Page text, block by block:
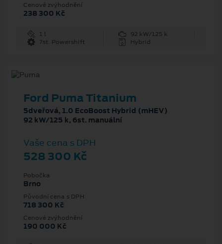
Cenové zvýhodnění
238 300 Kč
1 l
92 kW/125 k
7st. Powershift
Hybrid
Ford Puma Titanium
5dveřová, 1.0 EcoBoost Hybrid (mHEV)
92 kW/125 k, 6st. manuální
Vaše cena s DPH
528 300 Kč
Pobočka
Brno
Původní cena s DPH
718 300 Kč
Cenové zvýhodnění
190 000 Kč